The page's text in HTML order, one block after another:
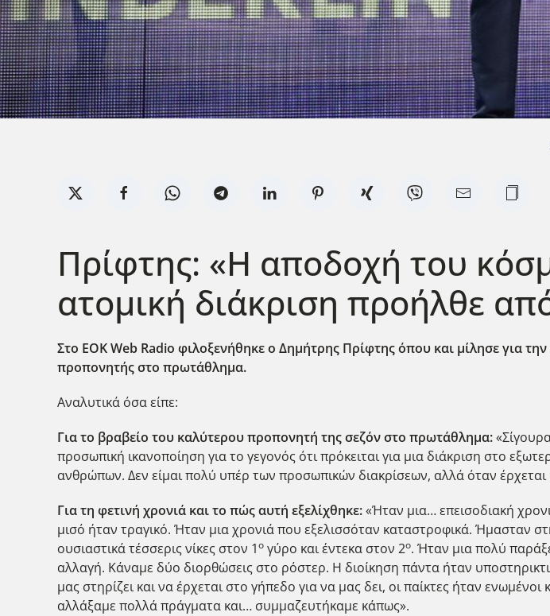
Πρίφτης: «Η αποδοχή του
ατομική διάκριση προήλθε
Στο ΕΟΚ Web Radio φιλοξενήθηκε ο Δημήτρης Πρίφτης όπου και μίλησε για
προπονητής στο πρωτάθλημα.
Αναλυτικά όσα είπε:
Για το βραβείο του καλύτερου προπονητή της σεζόν στο πρωτάθλημα:
προσωπική ικανοποίηση για το γεγονός ότι πρόκειται για μια διάκριση στο
ανθρώπων. Δεν είμαι πολύ υπέρ των προσωπικών διακρίσεων, αλλά όταν έρχεται
Για τη φετινή χρονιά και το πώς αυτή εξελίχθηκε:«Ήταν μια… επεισοδιακή
μισό ήταν τραγικό. Ήταν μια χρονιά που εξελισσόταν καταστροφικά. Ήμασταν
ουσιαστικά τέσσερις νίκες στον 1ο γύρο και έντεκα στον 2ο. Ήταν μια πολύ
αλλαγή. Κάναμε δύο διορθώσεις στο ρόστερ. Η διοίκηση πάντα ήταν
μας στηρίζει και να έρχεται στο γήπεδο για να μας δει, οι παίκτες ήταν
αλλάξαμε πολλά πράγματα και… συμμαζευτήκαμε κάπως».